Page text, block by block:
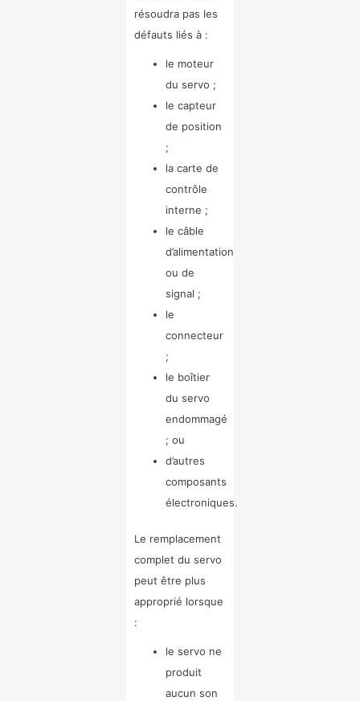
résoudra pas les
défauts liés à :
le moteur
du servo ;
le capteur
de position
;
la carte de
contrôle
interne ;
le câble
d’alimentation
ou de
signal ;
le
connecteur
;
le boîtier
du servo
endommagé
; ou
d’autres
composants
électroniques.
Le remplacement
complet du servo
peut être plus
approprié lorsque
:
le servo ne
produit
aucun son